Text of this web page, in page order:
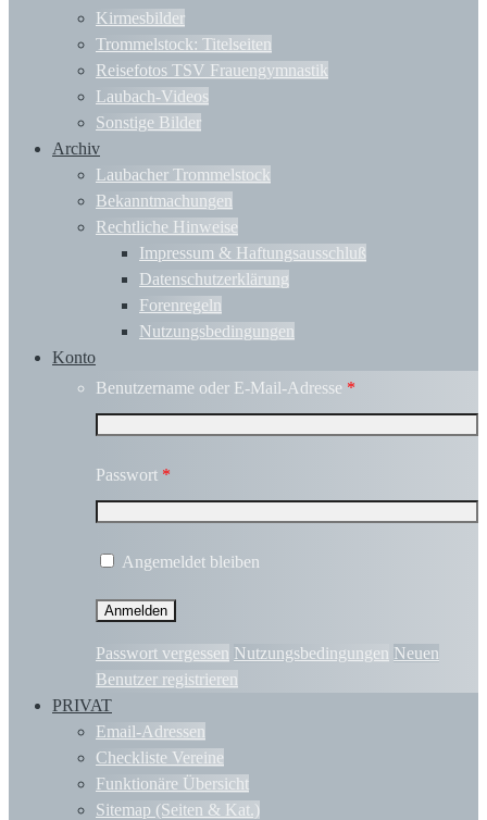
Kirmesbilder
Trommelstock: Titelseiten
Reisefotos TSV Frauengymnastik
Laubach-Videos
Sonstige Bilder
Archiv
Laubacher Trommelstock
Bekanntmachungen
Rechtliche Hinweise
Impressum & Haftungsausschluß
Datenschutzerklärung
Forenregeln
Nutzungsbedingungen
Konto
Benutzername oder E-Mail-Adresse *
Passwort *
Angemeldet bleiben
Passwort vergessen Nutzungsbedingungen Neuen
Benutzer registrieren
PRIVAT
Email-Adressen
Checkliste Vereine
Funktionäre Übersicht
Sitemap (Seiten & Kat.)